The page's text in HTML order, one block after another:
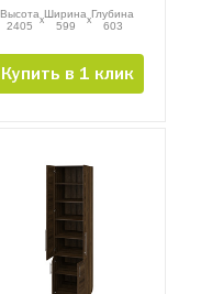
Высота
2405
xШирина
599
xГлубина
603
Купить в 1 клик